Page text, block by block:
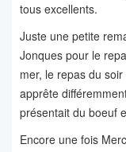
tous excellents.
Juste une petite
Jonques pour le
mer, le repas du
apprête
présentait du boeuf
Encore une fois